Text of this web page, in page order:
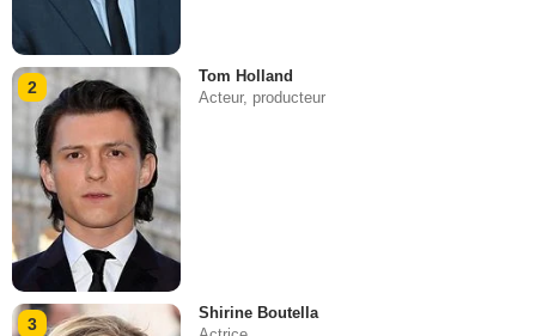
2
Tom Holland
Acteur, producteur
3
Shirine Boutella